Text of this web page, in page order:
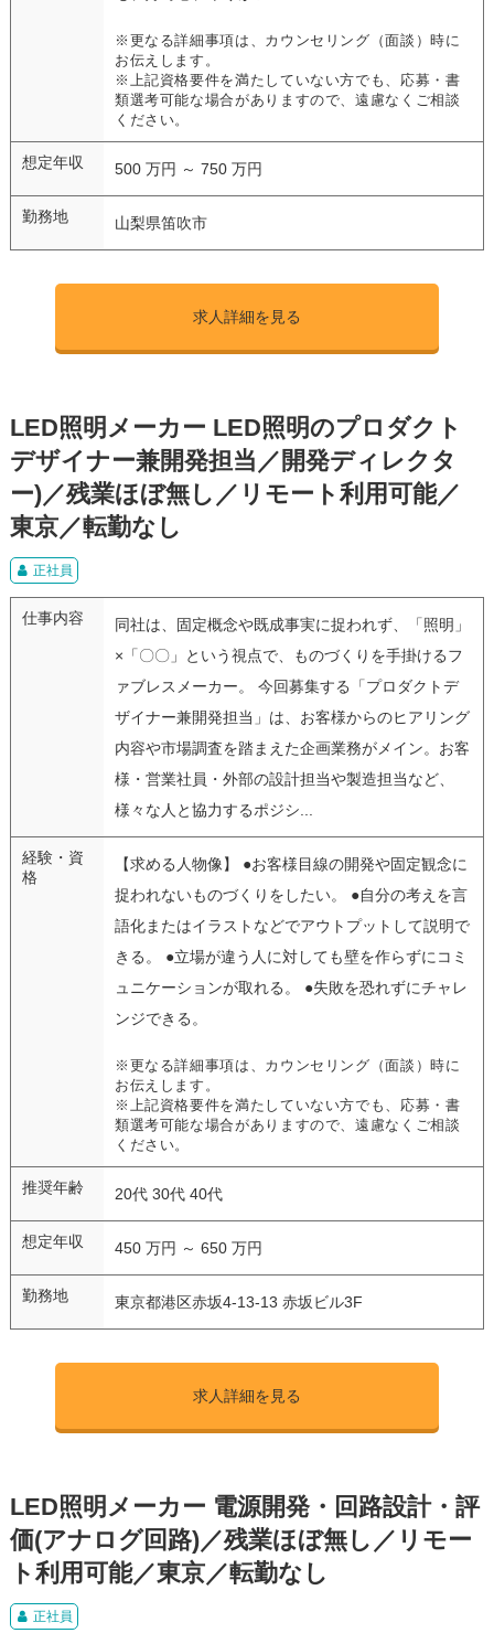
※更なる詳細事項は、カウンセリング（面談）時に
お伝えします。
※上記資格要件を満たしていない方でも、応募・書
類選考可能な場合がありますので、遠慮なくご相談
ください。
想定年収 500 万円 ～ 750 万円
勤務地 山梨県笛吹市
求人詳細を見る
LED照明メーカー LED照明のプロダクト
デザイナー兼開発担当／開発ディレクタ
ー)／残業ほぼ無し／リモート利用可能／
東京／転勤なし
正社員
仕事内容
同社は、固定概念や既成事実に捉われず、「照明」
×「〇〇」という視点で、ものづくりを手掛けるフ
ァブレスメーカー。 今回募集する「プロダクトデ
ザイナー兼開発担当」は、お客様からのヒアリング
内容や市場調査を踏まえた企画業務がメイン。お客
様・営業社員・外部の設計担当や製造担当など、
様々な人と協力するポジシ...
経験・資
格
【求める人物像】 ●お客様目線の開発や固定観念に
捉われないものづくりをしたい。 ●自分の考えを言
語化またはイラストなどでアウトプットして説明で
きる。 ●立場が違う人に対しても壁を作らずにコミ
ュニケーションが取れる。 ●失敗を恐れずにチャレ
ンジできる。
※更なる詳細事項は、カウンセリング（面談）時に
お伝えします。
※上記資格要件を満たしていない方でも、応募・書
類選考可能な場合がありますので、遠慮なくご相談
ください。
推奨年齢 20代 30代 40代
想定年収 450 万円 ～ 650 万円
勤務地 東京都港区赤坂4-13-13 赤坂ビル3F
求人詳細を見る
LED照明メーカー 電源開発・回路設計・評
価(アナログ回路)／残業ほぼ無し／リモー
ト利用可能／東京／転勤なし
正社員